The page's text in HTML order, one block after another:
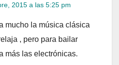
2015 a las 5:25 pm
mucho la música clásica
, pero para bailar
más las electrónicas.